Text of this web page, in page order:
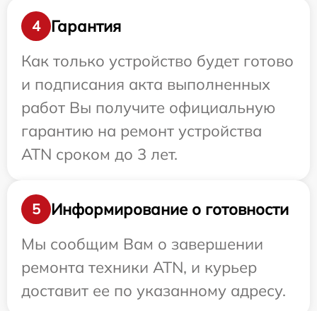
4
Гарантия
Как только устройство будет готово
и подписания акта выполненных
работ Вы получите официальную
гарантию на ремонт устройства
ATN сроком до 3 лет.
5
Информирование о готовности
Мы сообщим Вам о завершении
ремонта техники ATN, и курьер
доставит ее по указанному адресу.